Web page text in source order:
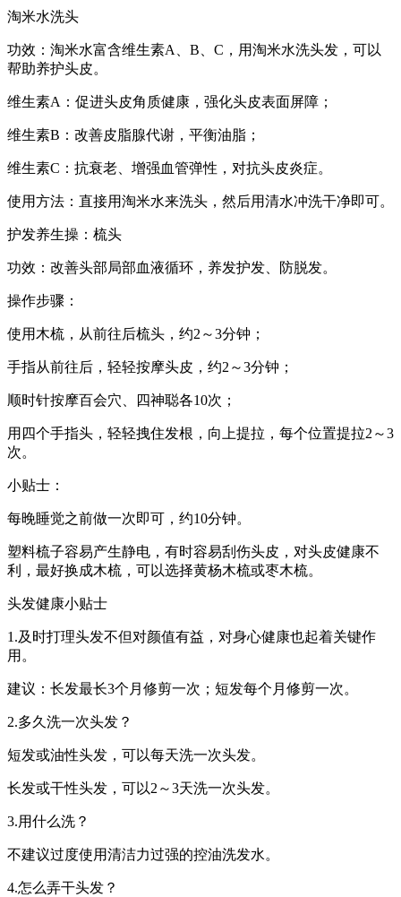
淘米水洗头
功效：淘米水富含维生素A、B、C，用淘米水洗头发，可以
帮助养护头皮。
维生素A：促进头皮角质健康，强化头皮表面屏障；
维生素B：改善皮脂腺代谢，平衡油脂；
维生素C：抗衰老、增强血管弹性，对抗头皮炎症。
使用方法：直接用淘米水来洗头，然后用清水冲洗干净即可。
护发养生操：梳头
功效：改善头部局部血液循环，养发护发、防脱发。
操作步骤：
使用木梳，从前往后梳头，约2～3分钟；
手指从前往后，轻轻按摩头皮，约2～3分钟；
顺时针按摩百会穴、四神聪各10次；
用四个手指头，轻轻拽住发根，向上提拉，每个位置提拉2～3
次。
小贴士：
每晚睡觉之前做一次即可，约10分钟。
塑料梳子容易产生静电，有时容易刮伤头皮，对头皮健康不
利，最好换成木梳，可以选择黄杨木梳或枣木梳。
头发健康小贴士
1.及时打理头发不但对颜值有益，对身心健康也起着关键作
用。
建议：长发最长3个月修剪一次；短发每个月修剪一次。
2.多久洗一次头发？
短发或油性头发，可以每天洗一次头发。
长发或干性头发，可以2～3天洗一次头发。
3.用什么洗？
不建议过度使用清洁力过强的控油洗发水。
4.怎么弄干头发？